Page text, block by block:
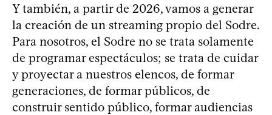
Y también, a partir de 2026, vamos a generar
la creación de un streaming propio del Sodre.
Para nosotros, el Sodre no se trata solamente
de programar espectáculos; se trata de cuidar
y proyectar a nuestros elencos, de formar
generaciones, de formar públicos, de
construir sentido público, formar audiencias